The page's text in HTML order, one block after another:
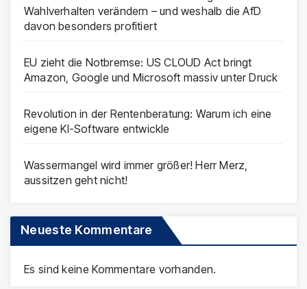
Wahlverhalten verändern – und weshalb die AfD
davon besonders profitiert
EU zieht die Notbremse: US CLOUD Act bringt
Amazon, Google und Microsoft massiv unter Druck
Revolution in der Rentenberatung: Warum ich eine
eigene KI-Software entwickle
Wassermangel wird immer größer! Herr Merz,
aussitzen geht nicht!
Neueste Kommentare
Es sind keine Kommentare vorhanden.